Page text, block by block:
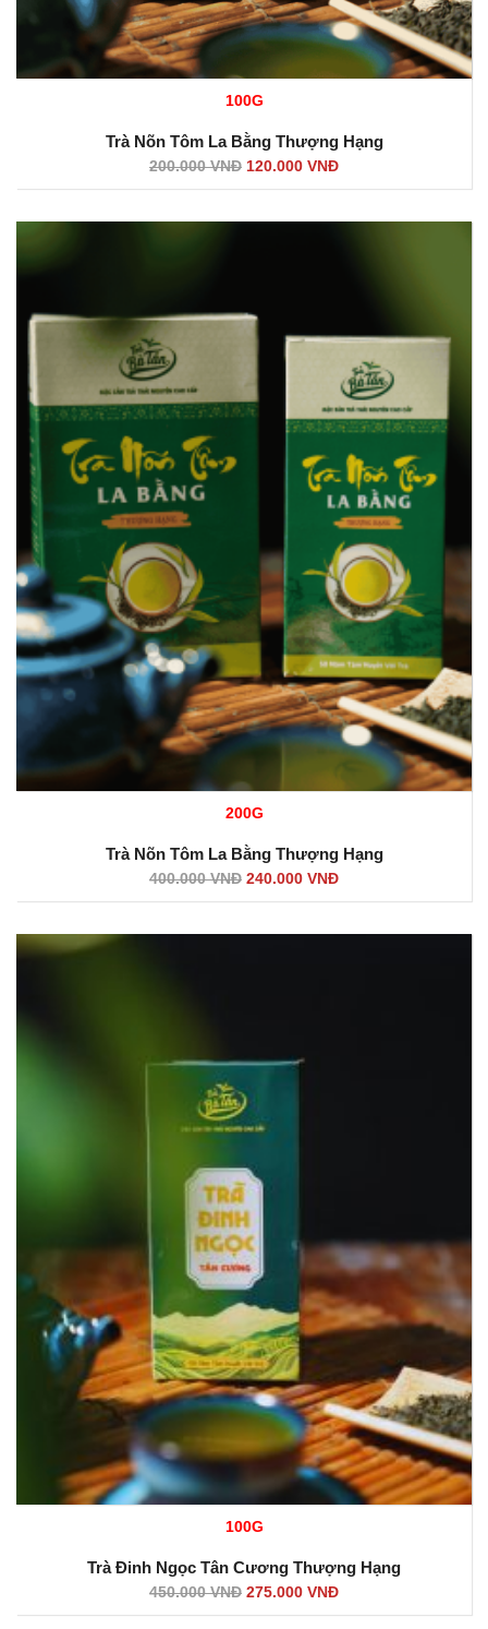
100G
Trà Nõn Tôm La Bằng Thượng Hạng
200.000VNĐ 120.000 VNĐ
200G
Trà Nõn Tôm La Bằng Thượng Hạng
400.000VNĐ 240.000 VNĐ
100G
Trà Đinh Ngọc Tân Cương Thượng Hạng
450.000VNĐ 275.000 VNĐ